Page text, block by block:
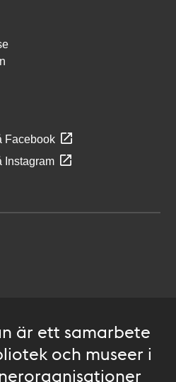
Facebook
Instagram
är ett samarbete
och museer i